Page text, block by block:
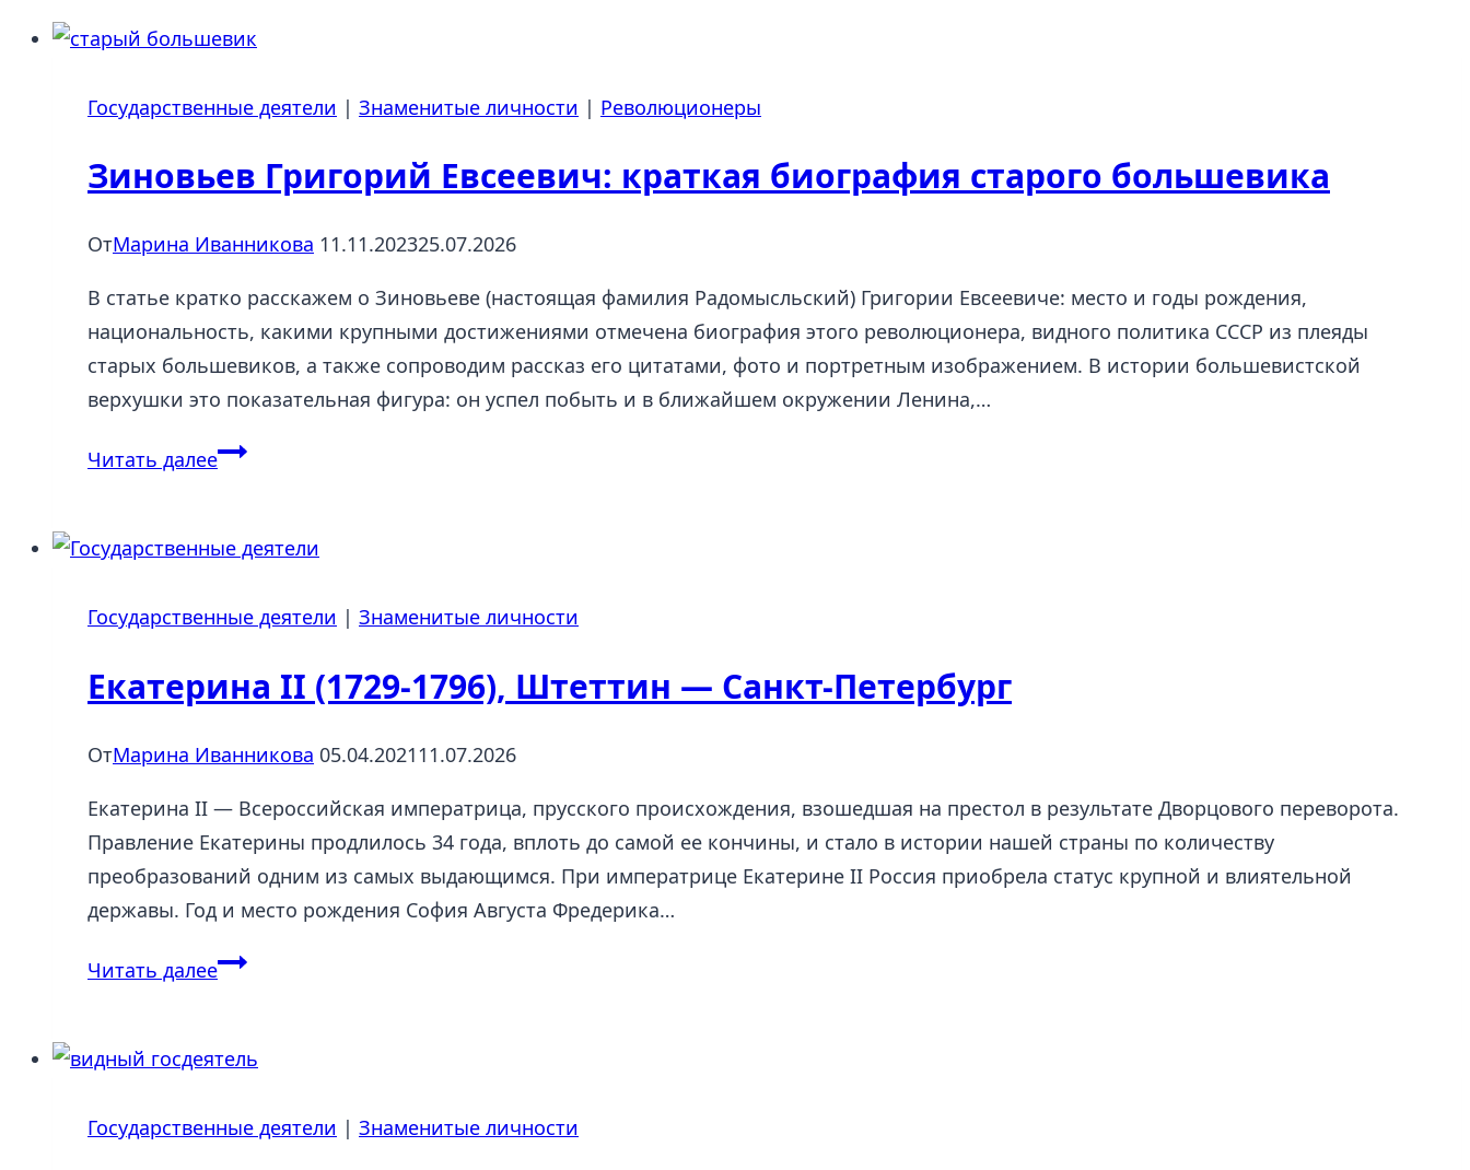
Государственные деятели | Знаменитые личности | Революционеры
Зиновьев Григорий Евсеевич: краткая биография старого большевика
ОтМарина Иванникова 11.11.202325.07.2026
В статье кратко расскажем о Зиновьеве (настоящая фамилия Радомысльский) Григории Евсеевиче: место и годы рождения,
национальность, какими крупными достижениями отмечена биография этого революционера, видного политика СССР из плеяды
старых большевиков, а также сопроводим рассказ его цитатами, фото и портретным изображением. В истории большевистской
верхушки это показательная фигура: он успел побыть и в ближайшем окружении Ленина,…
Читать далееЗиновьев
краткая
старого
Государственные деятели | Знаменитые личности
Екатерина II (1729-1796), Штеттин — Санкт-Петербург
ОтМарина Иванникова 05.04.202111.07.2026
Екатерина II — Всероссийская императрица, прусского происхождения, взошедшая на престол в результате Дворцового переворота.
Правление Екатерины продлилось 34 года, вплоть до самой ее кончины, и стало в истории нашей страны по количеству
преобразований одним из самых выдающимся. При императрице Екатерине II Россия приобрела статус крупной и влиятельной
державы. Год и место рождения София Августа Фредерика…
Читать далееЕкатерина
1796),
—
Государственные деятели | Знаменитые личности